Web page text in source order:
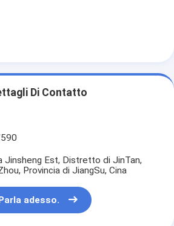
Di Contatto
Jinsheng Est, Distretto di JinTan,
Provincia di JiangSu, Cina
adesso.